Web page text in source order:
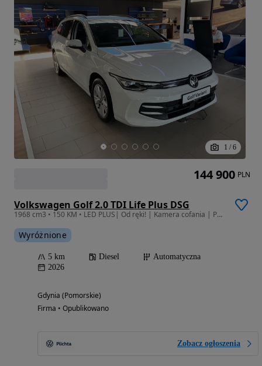
1 / 6
Volkswagen Golf 2.0 TDI Life Plus DSG
1968 cm3 • 150 KM • LED PLUS| Od ręki! | Kamera cofania | Pakiet zimowy | App-Connect
Wyróżnione
5 km Diesel
Automatyczna
2026
Gdynia (Pomorskie)
Firma • Opublikowano
Zobacz ogłoszenia
144 900 PLN